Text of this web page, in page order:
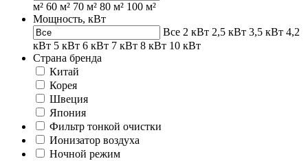
м² 60 м² 70 м² 80 м² 100 м²
Мощность, кВт
Все 2 кВт 2,5 кВт 3,5 кВт 4,2
кВт 5 кВт 6 кВт 7 кВт 8 кВт 10 кВт
Страна бренда
Китай
Корея
Швеция
Япония
Фильтр тонкой очистки
Ионизатор воздуха
Ночной режим